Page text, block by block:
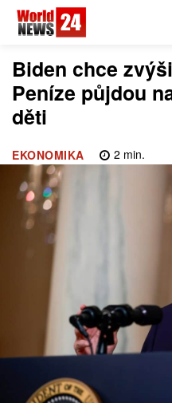
Biden chce
Peníze půjdou
děti
EKONOMIKA 2 min.